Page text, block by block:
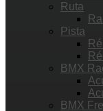
Ruta
Pista
BMX
BMX